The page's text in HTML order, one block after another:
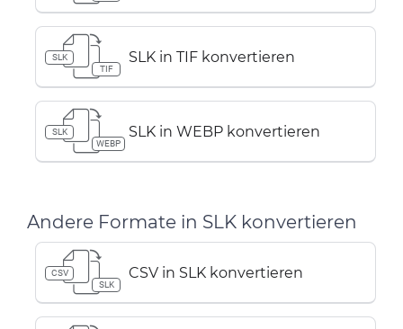
SLK
TIF
SLK in TIF konvertieren
SLK
WEBP
SLK in WEBP konvertieren
Andere Formate in SLK konvertieren
CSV
SLK
CSV in SLK konvertieren